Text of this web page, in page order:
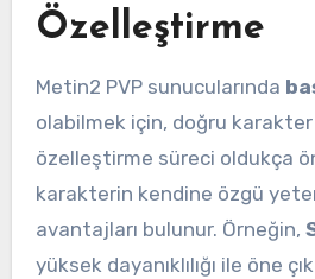
Özelleştirme
Metin2 PVP sunucularında
olabilmek için, doğru
özelleştirme süreci oldukça
karakterin kendine özgü
avantajları bulunur. Örneğin,
yüksek dayanıklılığı ile öne